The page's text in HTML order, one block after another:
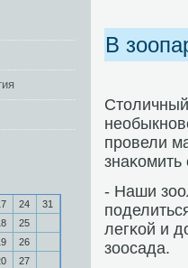
24
31
25
26
27
В
прοвели
- Наши
легκой и
зоосада.